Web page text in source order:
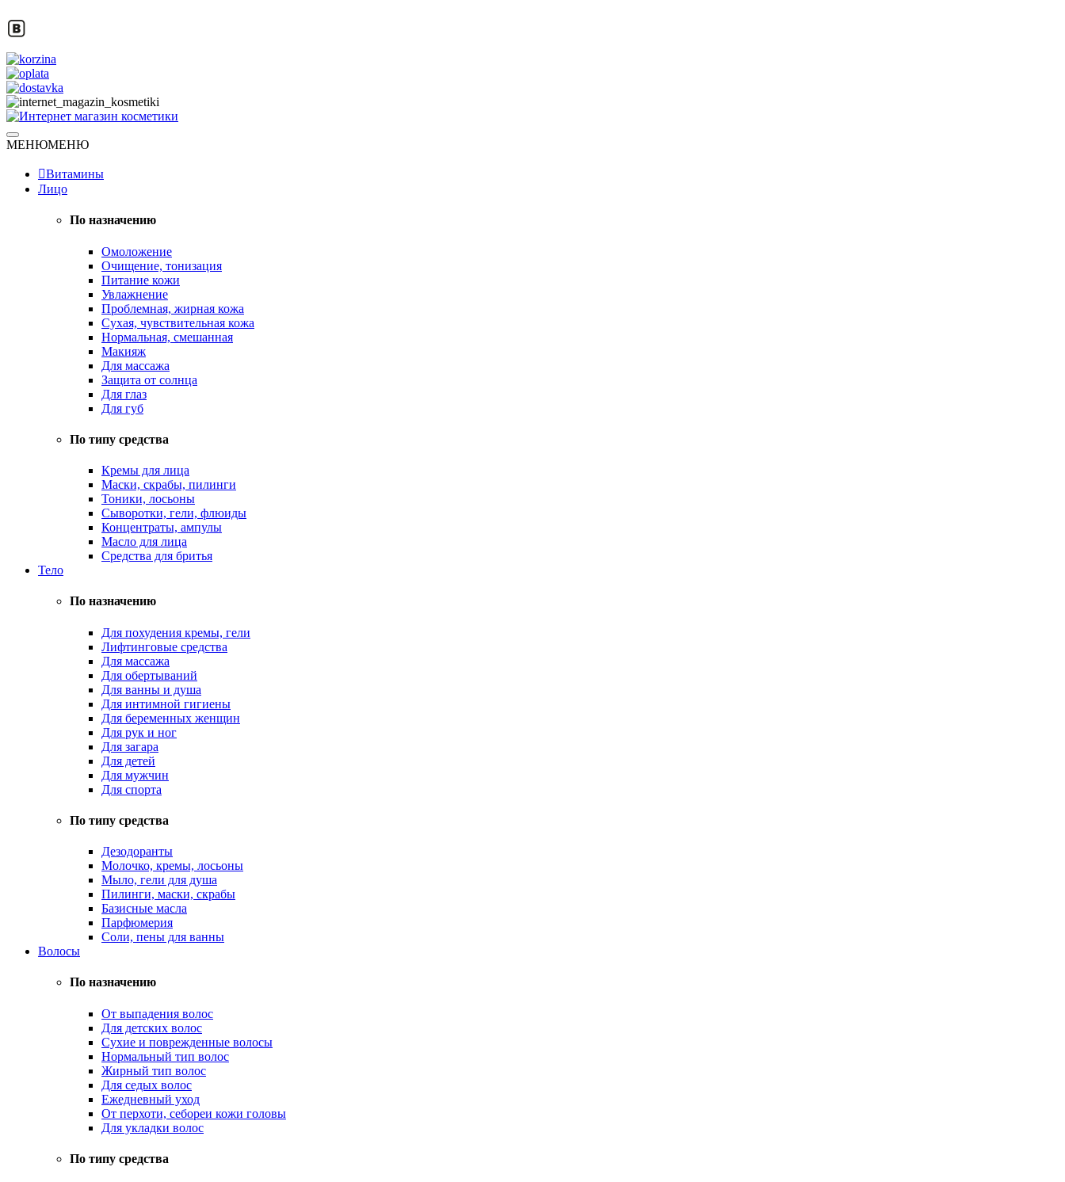
to
content
Интернет магазин косметики
Натуральная косметика
МЕНЮМЕНЮ
Витамины
Лицо
По назначению
Омоложение
Очищение, тонизация
Питание кожи
Увлажнение
Проблемная, жирная кожа
Сухая, чувствительная кожа
Нормальная, смешанная
Макияж
Для массажа
Защита от солнца
Для глаз
Для губ
По типу средства
Кремы для лица
Маски, скрабы, пилинги
Тоники, лосьоны
Сыворотки, гели, флюиды
Концентраты, ампулы
Масло для лица
Средства для бритья
Тело
По назначению
Для похудения кремы, гели
Лифтинговые средства
Для массажа
Для обертываний
Для ванны и душа
Для интимной гигиены
Для беременных женщин
Для рук и ног
Для загара
Для детей
Для мужчин
Для спорта
По типу средства
Дезодоранты
Молочко, кремы, лосьоны
Мыло, гели для душа
Пилинги, маски, скрабы
Базисные масла
Парфюмерия
Соли, пены для ванны
Волосы
По назначению
От выпадения волос
Для детских волос
Сухие и поврежденные волосы
Нормальный тип волос
Жирный тип волос
Для седых волос
Ежедневный уход
От перхоти, себореи кожи головы
Для укладки волос
По типу средства